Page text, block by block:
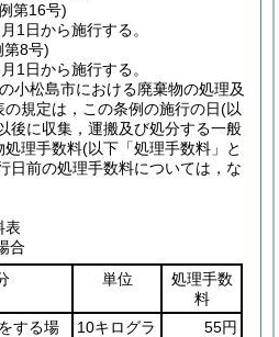
第16号)
1日から施行する。
第8号)
1日から施行する。
小松島市における廃棄物の処理及
規定は，この条例の施行の日(以
後に収集，運搬及び処分する一般
処理手数料(以下「処理手数料」と
日前の処理手数料については，な
表
合
単位
処理手数
料
する場
10キログラ
55円